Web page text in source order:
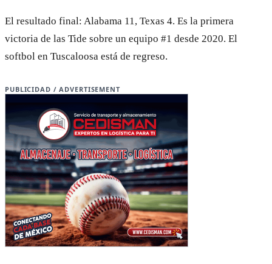
El resultado final: Alabama 11, Texas 4. Es la primera
victoria de las Tide sobre un equipo #1 desde 2020. El
softbol en Tuscaloosa está de regreso.
PUBLICIDAD / ADVERTISEMENT